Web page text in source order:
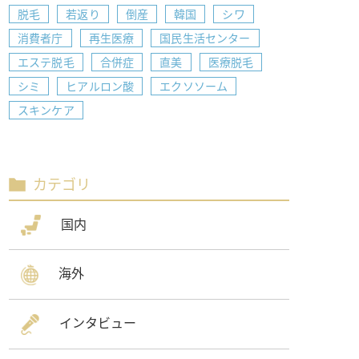
脱毛
若返り 倒産 韓国
シワ
消費者庁
再生医療
国民生活センター
エステ脱毛
合併症 直美
医療脱毛
シミ
ヒアルロン酸
エクソソーム
スキンケア
カテゴリ
国内
海外
インタビュー